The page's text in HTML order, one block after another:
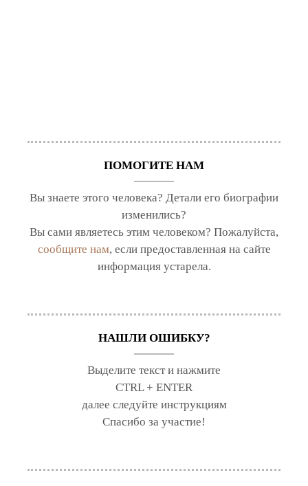
ПОМОГИТЕ НАМ
Вы знаете этого человека? Детали его биографии
изменились?
Вы сами являетесь этим человеком? Пожалуйста,
сообщите нам, если предоставленная на сайте
информация устарела.
НАШЛИ ОШИБКУ?
Выделите текст и нажмите
CTRL + ENTER
далее следуйте инструкциям
Спасибо за участие!